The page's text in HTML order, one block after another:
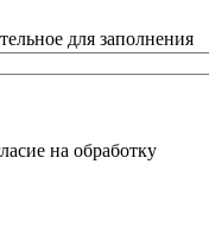
для заполнения
на обработку